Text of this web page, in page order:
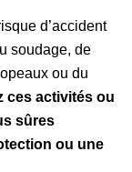
d’accident
soudage, de
ou du
ces activités ou
sûres
ou une